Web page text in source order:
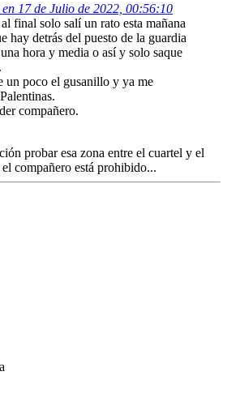
17 de Julio de 2022, 00:56:10
final solo salí un rato esta mañana
hay detrás del puesto de la guardia
hora y media o así y solo saque
un poco el gusanillo y ya me
compañero.
probar esa zona entre el cuartel y el
compañero está prohibido...